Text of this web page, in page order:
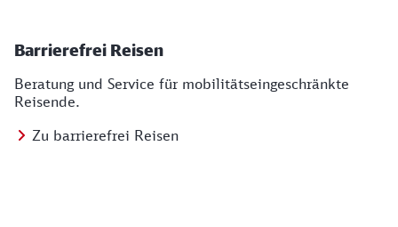
Barrierefrei Reisen
Beratung und Service für mobilitätseingeschränkte
Reisende.
Zu barrierefrei Reisen